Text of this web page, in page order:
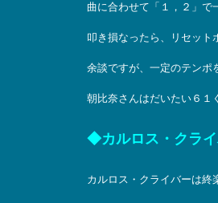
曲に合わせて「１，２」で
叩き損なったら、リセット
余談ですが、一定のテンポ
朝比奈さんはだいたい６１
◆カルロス・クラ
カルロス・クライバーは終